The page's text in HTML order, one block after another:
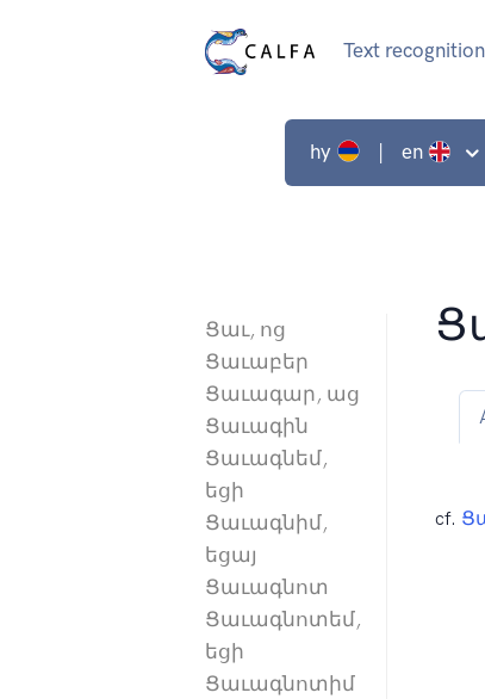
Text recognition
hy | en
Ցաւ, ոց
Ցաւաբեր
Ցաւագար, աց
Ցաւագին
Ցաւագնեմ,
եցի
Ցաւագնիմ,
եցայ
Ցաւագնոտ
Ցաւագնոտեմ,
եցի
Ցաւագնոտիմ
cf.